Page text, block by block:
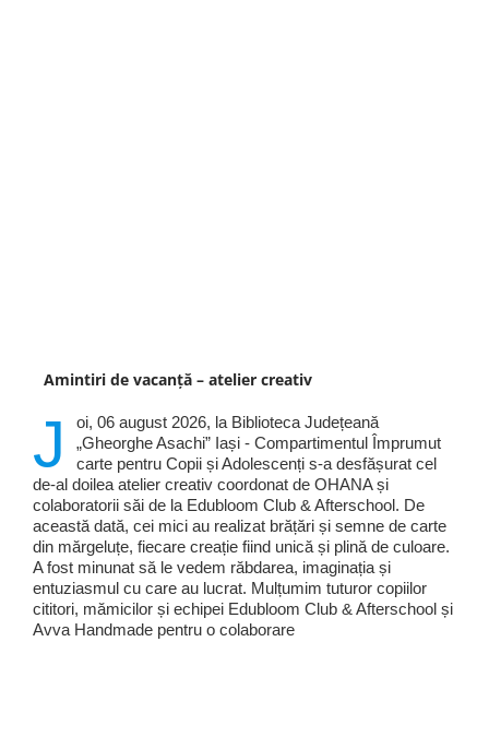
Amintiri de vacanță – atelier creativ
J
oi, 06 august 2026, la Biblioteca Județeană
„Gheorghe Asachi” Iași - Compartimentul Împrumut
carte pentru Copii și Adolescenți s-a desfășurat cel
de-al doilea atelier creativ coordonat de OHANA și
colaboratorii săi de la Edubloom Club & Afterschool. De
această dată, cei mici au realizat brățări și semne de carte
din mărgeluțe, fiecare creație fiind unică și plină de culoare.
A fost minunat să le vedem răbdarea, imaginația și
entuziasmul cu care au lucrat. Mulțumim tuturor copiilor
cititori, mămicilor și echipei Edubloom Club & Afterschool și
Avva Handmade pentru o colaborare